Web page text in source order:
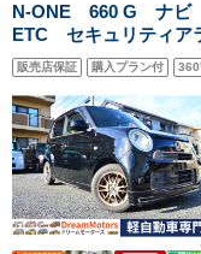
N-ONE 660 G ナ
ETC セキュリティ
ッグ 運転席エアバ
AAC 衝突安全ボデ
チ席
販売店保証 購入プラン付